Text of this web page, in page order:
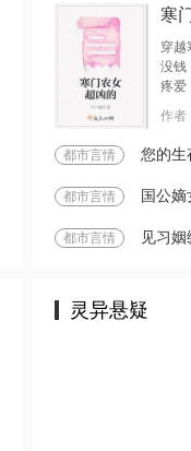
寒
穿越
没钱
疼爱
心
赚钱
过年
作者
都市言情 您的生
都市言情 国公
都市言情 见习姻
灵异悬疑